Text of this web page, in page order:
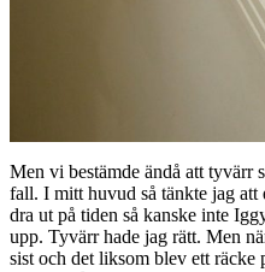
Men vi bestämde ändå att tyvärr
fall. I mitt huvud så tänkte jag
dra ut på tiden så kanske inte
upp. Tyvärr hade jag rätt. Men
sist och det liksom blev ett